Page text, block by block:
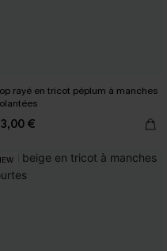
rayé en tricot péplum à manches
€